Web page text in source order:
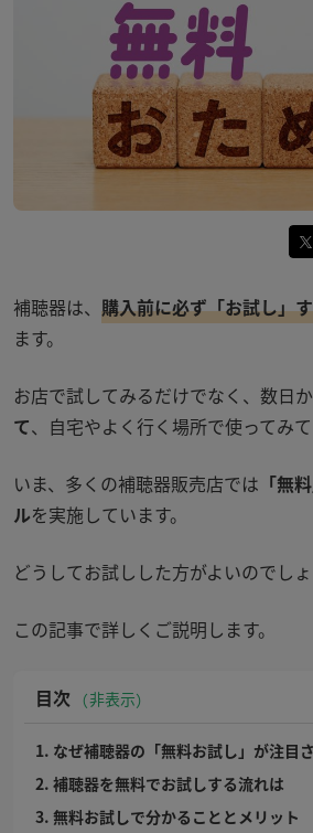
補聴器は、 購入前に必ず「お試し」
ます。
お店で試してみるだけでなく、数日
て、自宅やよく行く場所で使ってみて
いま、多くの補聴器販売店では 「無
ルを実施しています。
どうしてお試しした方がよいのでし
この記事で詳しくご説明します。
目次 非表示
1. なぜ補聴器の「無料お試し」が注目
2. 補聴器を無料でお試しする流れは
3. 無料お試しで分かることとメリット